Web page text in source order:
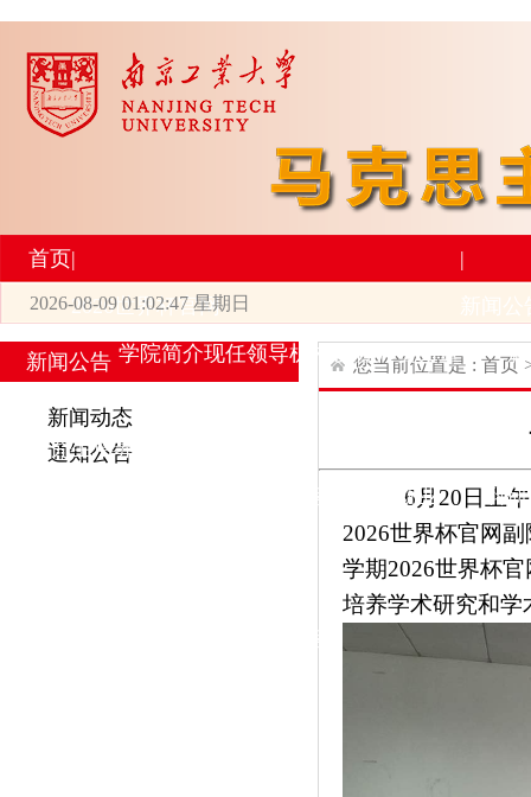
首页|
2026世界杯官网
学院简介现任领导机构设置师资力量
|
研究生培养
学生活动 招生与就业
科
工会活动
2026-08-09 01:02:47 星期日
新闻公告
新闻动态
通知公告
您当前位置是 : 首页
6 月20日上
2026世界杯官网
学期2026世界杯
培养学术研究和学